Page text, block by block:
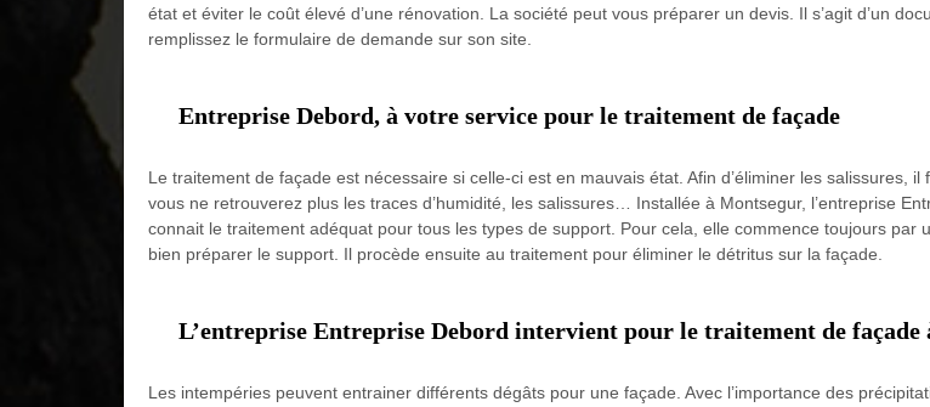
état et éviter le coût élevé d’une rénovation. La société peut vous préparer un devis. Il s’agit d’un
remplissez le formulaire de demande sur son site.
Entreprise Debord, à votre service pour le traitement de façade
Le traitement de façade est nécessaire si celle-ci est en mauvais état. Afin d’éliminer les salissures,
vous ne retrouverez plus les traces d’humidité, les salissures… Installée à Montsegur, l’entreprise
connait le traitement adéquat pour tous les types de support. Pour cela, elle commence toujours par
bien préparer le support. Il procède ensuite au traitement pour éliminer le détritus sur la façade.
L’entreprise Entreprise Debord intervient pour le traitement de façade
Les intempéries peuvent entrainer différents dégâts pour une façade. Avec l’importance des